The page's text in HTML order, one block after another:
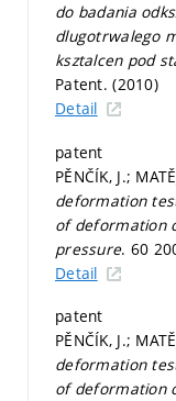
do badania
dlugotrwalego
ksztalcen pod
Patent. (2010)
Detail
patent
PĚNČÍK, J.;
deformation
of deformation
pressure. 60
Detail
patent
PĚNČÍK, J.;
deformation
of deformation